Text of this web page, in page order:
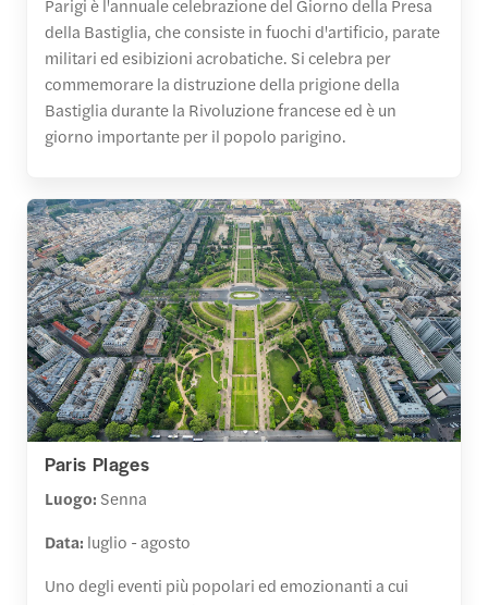
Parigi è l'annuale celebrazione del Giorno della Presa
della Bastiglia, che consiste in fuochi d'artificio, parate
militari ed esibizioni acrobatiche. Si celebra per
commemorare la distruzione della prigione della
Bastiglia durante la Rivoluzione francese ed è un
giorno importante per il popolo parigino.
Paris Plages
Luogo: Senna
Data: luglio - agosto
Uno degli eventi più popolari ed emozionanti a cui